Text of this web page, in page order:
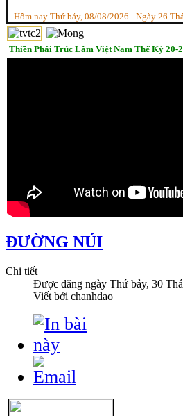
Hôm nay Thứ bảy, 08/08/2026 - Ngày 26
Thiền Phái Trúc Lâm Việt Nam Thế Kỷ 20-
ĐƯỜNG NÚI
Chi tiết
Được đăng ngày Thứ bảy, 30
Viết bởi chanhdao